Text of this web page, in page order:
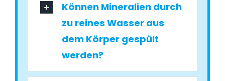
Können Mineralien durch
zu reines Wasser aus
dem Körper gespült
werden?